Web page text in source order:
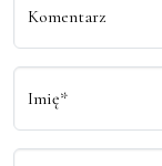
Komentarz
Imię*